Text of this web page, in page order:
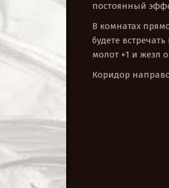
постоянный
В комнатах
будете
молот +1 и жезл
Коридор